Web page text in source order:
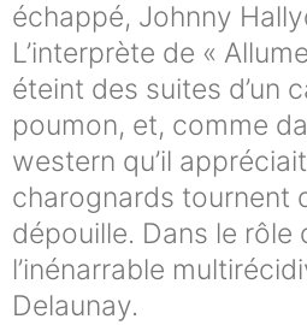
échappé, Johnny
L’interprète de «
éteint des suites d’un
poumon, et, comme
western qu’il
charognards tournent
dépouille. Dans le rôle
l’inénarrable
Delaunay.